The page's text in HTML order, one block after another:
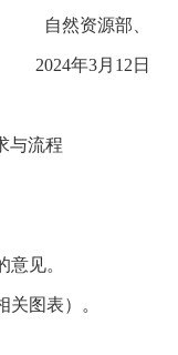
自然资源部、
2024年3月12日
与流程
见。
图表）。